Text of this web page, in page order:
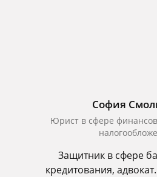
София
Юрист в сфере
Защитник в сфере
кредитования,